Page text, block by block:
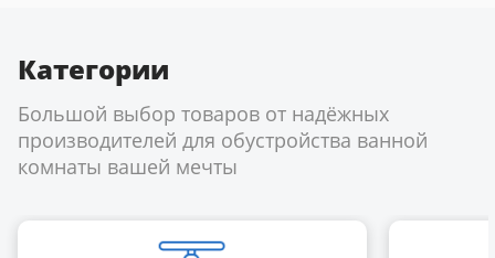
Категории
Большой выбор товаров от надёжных
производителей для обустройства ванной
комнаты вашей мечты